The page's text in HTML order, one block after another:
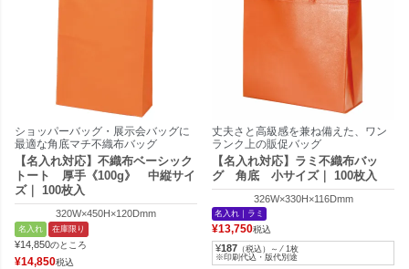
ショッパーバッグ・展示会バッグに
最適な角底マチ不織布バッグ
【名入れ対応】不織布ベーシック
トート 厚手《100g》 中縦サイ
ズ｜ 100枚入
320W×450H×120Dmm
名入れ 在庫限り
¥14,850のところ
¥14,850税込
丈夫さと高級感を兼ね備えた、ワン
ランク上の販促バッグ
【名入れ対応】ラミ不織布バッ
グ 角底 小サイズ｜ 100枚入
326W×330H×116Dmm
名入れ｜ラミ
¥13,750税込
¥187 （税込）～ ⁄ 1枚
※印刷代込・版代別途